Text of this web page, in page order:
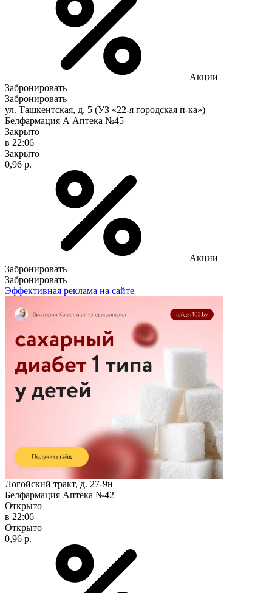
Акции
Забронировать
Забронировать
ул. Ташкентская, д. 5 (УЗ «22-я городская п-ка»)
Белфармация А Аптека №45
Закрыто
в 22:06
Закрыто
0,96 р.
Акции
Забронировать
Забронировать
Эффективная реклама на сайте
Логойский тракт, д. 27-9н
Белфармация Аптека №42
Открыто
в 22:06
Открыто
0,96 р.